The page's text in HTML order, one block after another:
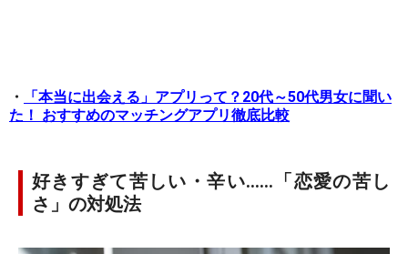
・
「本当に出会える」アプリって？20代～50代男女に聞い
た！ おすすめのマッチングアプリ徹底比較
好きすぎて苦しい・辛い……「恋愛の苦し
さ」の対処法